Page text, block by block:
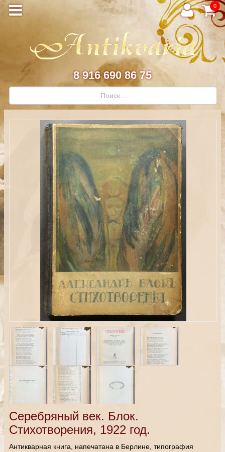
0
8 916 690 86 75
Серебряный век. Блок.
Стихотворения, 1922 год.
Антикварная книга, напечатана в Берлине, типография